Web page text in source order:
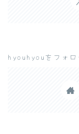
hyouhyouをフォロ